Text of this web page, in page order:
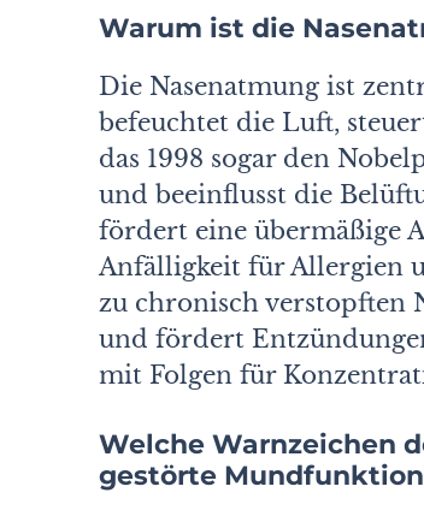
Warum ist die
Die Nasenatmung ist
befeuchtet die Luft,
das 1998 sogar den
und beeinflusst die
fördert eine übermäßige
Anfälligkeit für Allergien
zu chronisch verstopften
und fördert
mit Folgen für
Welche Warnzeichen
gestörte